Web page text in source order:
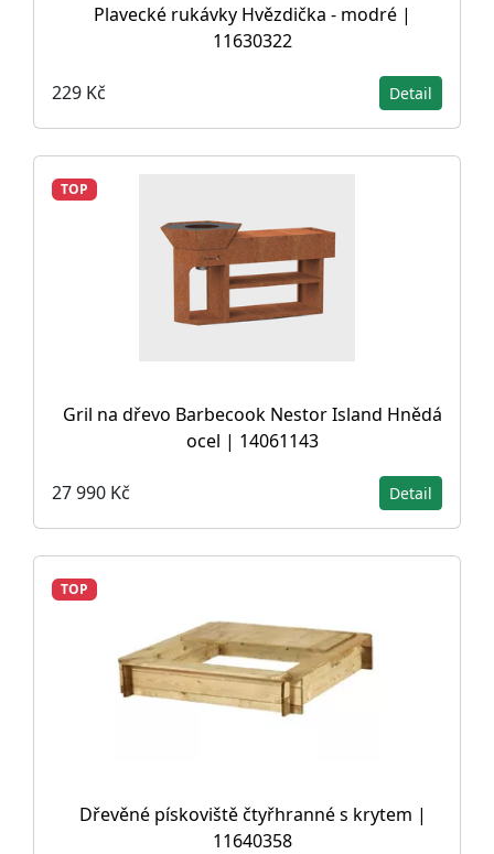
Plavecké rukávky Hvězdička - modré |
11630322
229 Kč Detail
TOP
Gril na dřevo Barbecook Nestor Island Hnědá
ocel | 14061143
27 990 Kč Detail
TOP
Dřevěné pískoviště čtyřhranné s krytem |
11640358